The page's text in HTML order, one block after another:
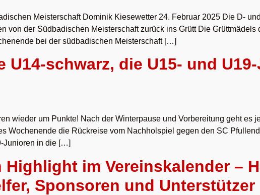
Meisterschaft Dominik Kiesewetter 24. Februar 2025 Die D-
der Südbadischen Meisterschaft zurück ins Grütt Die Grüttmädels
bei der südbadischen Meisterschaft […]
schwarz, die U15- und
wieder um Punkte! Nach der Winterpause und Vorbereitung geht es
Wochenende die Rückreise vom Nachholspiel gegen den SC
Junioren in die […]
Highlight im Vereinskalender –
Sponsoren und Unterstützer